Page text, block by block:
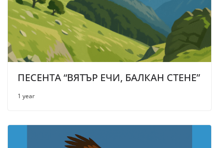
ПЕСЕНТА “ВЯТЪР ЕЧИ, БАЛКАН СТЕНЕ”
1 year